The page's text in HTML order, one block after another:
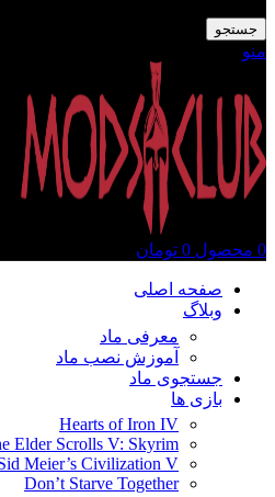
جستجو
منو
0 محصول 0 تومان
صفحه اصلی
وبلاگ
معرفی ماد
آموزش نصب ماد
جستجوی ماد
بازی ها
Hearts of Iron IV
Elder Scrolls V: Skyrim
Meier’s Civilization V
Don’t Starve Together